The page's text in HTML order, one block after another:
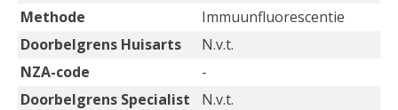
Methode
Immuunfluorescentie
Doorbelgrens Huisarts
N.v.t.
NZA-code
-
Doorbelgrens Specialist
N.v.t.